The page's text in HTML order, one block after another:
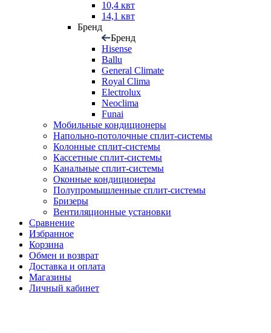
10,4 квт
14,1 квт
Бренд
Бренд
Hisense
Ballu
General Climate
Royal Clima
Electrolux
Neoclima
Funai
Мобильные кондиционеры
Напольно-потолоч​ные ​сплит-системы
Колонные ​​сплит-системы
Кассетные сплит-системы
Канальные сплит-системы
Оконные кондиционеры
Полупромышленные сплит-системы
Бризеры
Вентиляционные установки
Сравнение
Избранное
Корзина
Обмен и возврат
Доставка и оплата
Магазины
Личный кабинет